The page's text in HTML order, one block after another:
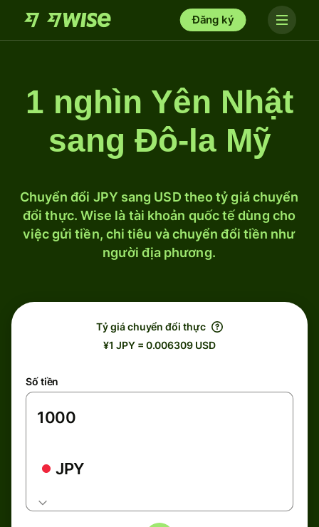
Đăng ký
1 nghìn Yên Nhật
sang Đô-la Mỹ
Chuyển đổi JPY sang USD theo tỷ giá chuyển
đổi thực. Wise là tài khoản quốc tế dùng cho
việc gửi tiền, chi tiêu và chuyển đổi tiền như
người địa phương.
Tỷ giá chuyển đổi thực
¥1 JPY = 0.006309 USD
Số tiền
JPY